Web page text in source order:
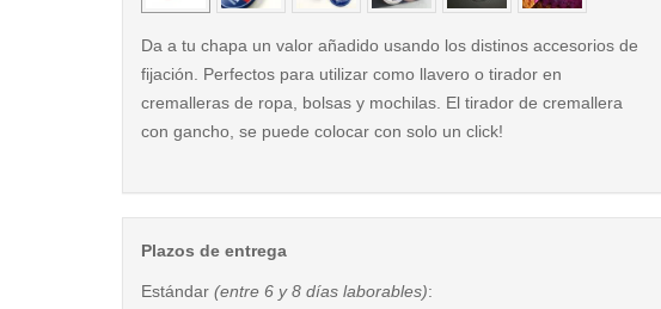
Da a tu chapa un valor añadido usando los distinos accesorios de
fijación. Perfectos para utilizar como llavero o tirador en
cremalleras de ropa, bolsas y mochilas. El tirador de cremallera
con gancho, se puede colocar con solo un click!
Plazos de entrega
Estándar (entre 6 y 8 días laborables):